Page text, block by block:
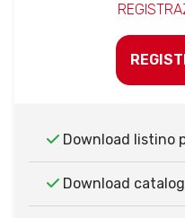
Download listino
Download